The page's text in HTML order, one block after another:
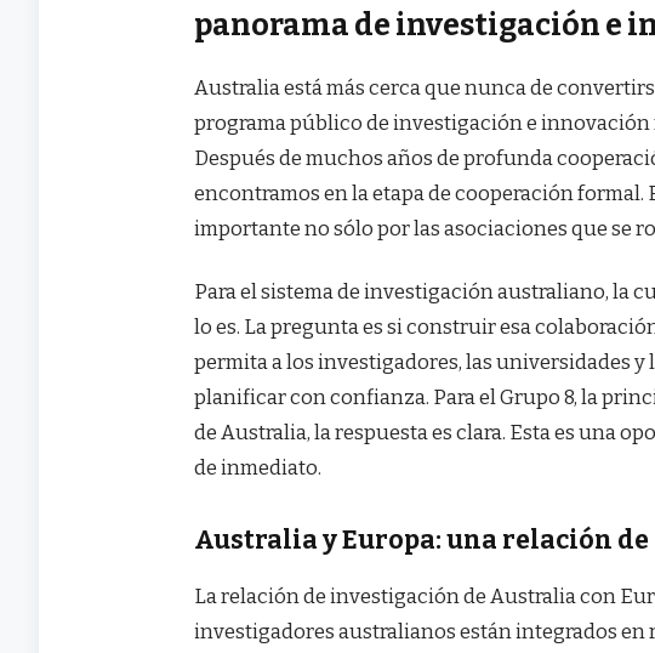
panorama de investigación e
Australia está más cerca que nunca de
programa público de investigación e
Después de muchos años de profunda
encontramos en la etapa de cooperación formal.
importante no sólo por las asociaciones que se
Para el sistema de investigación australiano, la
lo es. La pregunta es si construir esa
permita a los investigadores, las universidades
planificar con confianza. Para el Grupo 8, la
de Australia, la respuesta es clara. Esta es una
de inmediato.
Australia y Europa: una relación
La relación de investigación de Australia con
investigadores australianos están integrados en